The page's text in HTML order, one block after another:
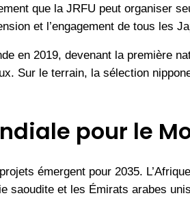
que la JRFU peut organiser
et l’engagement de tous les
en 2019, devenant la première
Sur le terrain, la sélection
pour le
émergent pour 2035.
saoudite et les Émirats arabes